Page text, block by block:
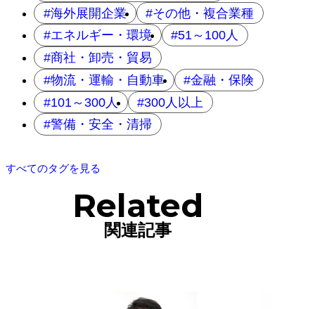
海外展開企業
その他・複合業種
エネルギー・環境
51～100人
商社・卸売・貿易
物流・運輸・自動車
金融・保険
101～300人
300人以上
警備・安全・清掃
すべてのタグを見る
Related
関連記事